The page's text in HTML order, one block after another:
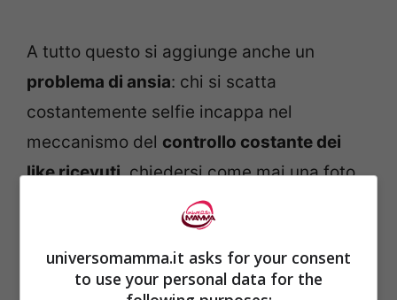
A tutto questo si aggiunge anche un
problema di ansia: chi si scatta
costantemente selfie incappa nel
meccanismo del controllo costante dei
like ricevuti, chiedersi come mai una foto
non è stato accolto come avrebbe dovuto,
confrontarsi costantemente con
l’aspetto dei coetanei o con quello delle
universomamma.it asks for your consent
to use your personal data for the